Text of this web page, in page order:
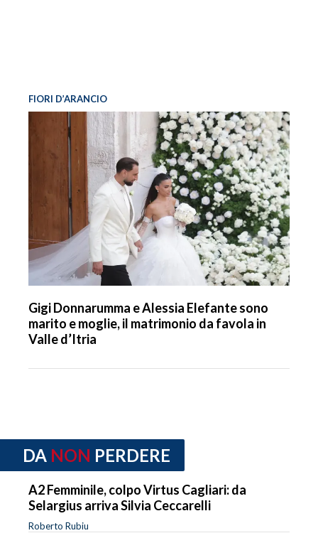
FIORI D’ARANCIO
Gigi Donnarumma e Alessia Elefante sono
marito e moglie, il matrimonio da favola in
Valle d’Itria
DA NON PERDERE
A2 Femminile, colpo Virtus Cagliari: da
Selargius arriva Silvia Ceccarelli
Roberto Rubiu